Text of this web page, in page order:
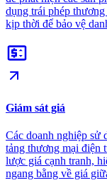
dụng trái phép
kịp thời để bảo vệ
Giám sát giá
Các doanh nghiệp sử
tảng thương mại điện
lược giá cạnh tranh,
ngang bằng về giá